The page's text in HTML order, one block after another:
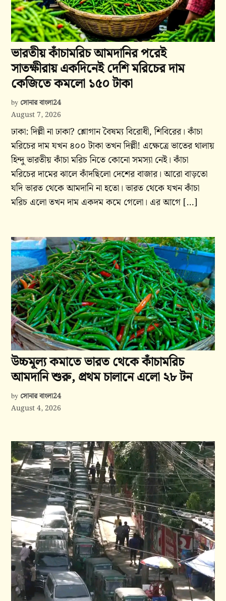
ভারতীয় কাঁচামরিচ আমদানির পরেই
সাতক্ষীরায় একদিনেই দেশি মরিচের দাম
কেজিতে কমলো ১৫০ টাকা
by সোনার বাংলা24
August 7, 2026
ঢাকা: দিল্লী না ঢাকা? শ্লোগান বৈষম্য বিরোধী, শিবিরের। কাঁচা
মরিচের দাম যখন ৪০০ টাকা তখন দিল্লী! এক্ষেত্রে ভাতের থালায়
হিন্দু ভারতীয় কাঁচা মরিচ নিতে কোনো সমস্যা নেই। কাঁচা
মরিচের দামের ঝালে কাঁদছিলো দেশের বাজার। আরো বাড়তো
যদি ভারত থেকে আমদানি না হতো। ভারত থেকে যখন কাঁচা
মরিচ এলো তখন দাম একদম কমে গেলো। এর আগে […]
উচ্চমূল্য কমাতে ভারত থেকে কাঁচামরিচ
আমদানি শুরু, প্রথম চালানে এলো ২৮ টন
by সোনার বাংলা24
August 4, 2026